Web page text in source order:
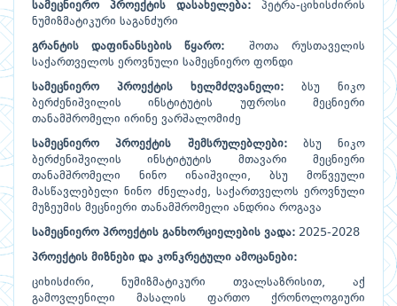
სამეცნიერო პროექტის დასახელება: პეტრა-ციხისძირის
ნუმიზმატიკური საგანძური
გრანტის დაფინანსების წყარო: შოთა რუსთაველის
საქართველოს ეროვნული სამეცნიერო ფონდი
სამეცნიერო პროექტის ხელმძღვანელი: ბსუ ნიკო
ბერძენიშვილის ინსტიტუტის უფროსი მეცნიერი
თანამშრომელი ირინე ვარშალომიძე
სამეცნიეროპროექტის შემსრულებლები: ბსუ ნიკო
ბერძენიშვილის ინსტიტუტის მთავარი მეცნიერი
თანამშრომელი ნინო ინაიშვილი, ბსუ მოწვეული
მასწავლებელი ნინო ძნელაძე, საქართველოს ეროვნული
მუზეუმის მეცნიერი თანამშრომელი ანდრია როგავა
სამეცნიერო პროექტის განხორციელების ვადა: 2025-2028
პროექტის მიზნები და კონკრეტული ამოცანები:
ციხისძირი, ნუმიზმატიკური თვალსაზრისით, აქ
გამოვლენილი მასალის ფართო ქრონოლოგიური